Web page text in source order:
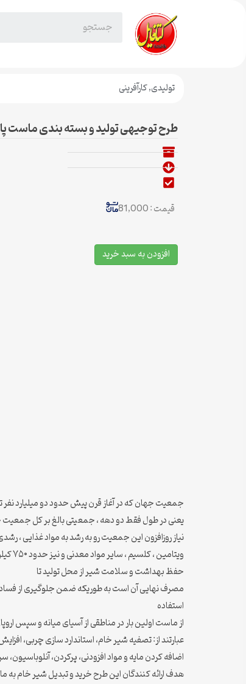
تولیدی,کارآفرینی
طرح توجیهی تولید و بسته بندی ماست
قیمت : 81,000
افزودن به سبد خرید
یعنی در طول فقط دو دهه ، جمعیتی بالغ بر کل
نیاز روزافزون این جمعیت رو به رشد به مواد غذایی ،
حفظ بهداشت و سلامت شیر از محل تولید تا
مصرف نهایی آن است به طوریکه ضمن جلوگیری از فساد
استفاده
از ماست اولین بار در مناطقی از آسیای میانه و سپس
عبارتند از: تصفیه شیر خام، استاندارد سازی چربی، افزایش مواد جامد، گرم
اضافه کردن مایه و مواد افزودنی، پرکردن، آنلوباسیون،
هدف ارائه کنندگان این طرح خرید و تبدیل شیر خام به